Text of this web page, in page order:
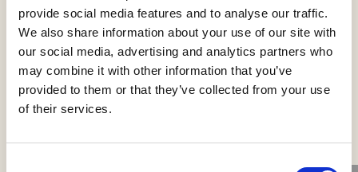
provide social media features and to analyse our traffic.
We also share information about your use of our site with
our social media, advertising and analytics partners who
may combine it with other information that you’ve
provided to them or that they’ve collected from your use
of their services.
Udelys væg
Se flere produkter